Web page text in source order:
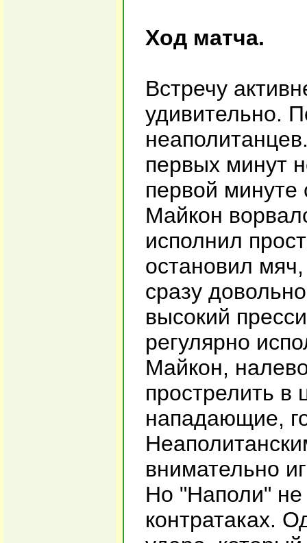
Ход матча.
Встречу
удивительно.
первых минут
первой минуте
Майкон
исполнил
остановил
сразу
высокий
регулярно
Майкон,
прострелить в
нападающие,
внимательно
Но "Наполи"
контратаках.